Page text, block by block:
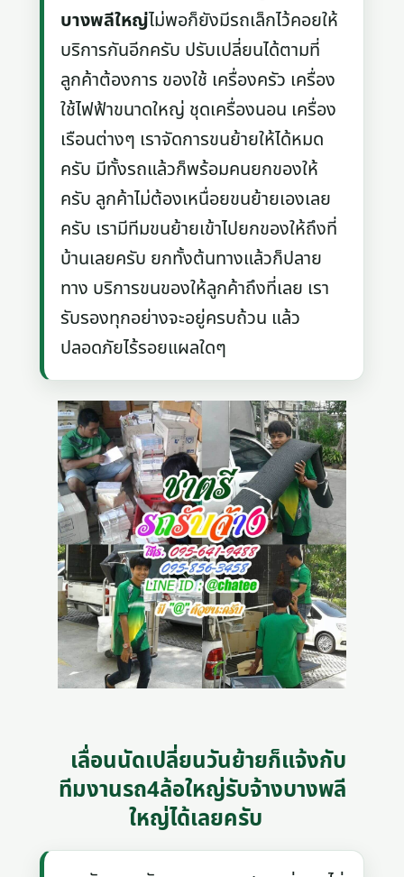
บางพลีใหญ่ไม่พอก็ยังมีรถเล็กไว้คอยให้
บริการกันอีกครับ ปรับเปลี่ยนได้ตามที่
ลูกค้าต้องการ ของใช้ เครื่องครัว เครื่อง
ใช้ไฟฟ้าขนาดใหญ่ ชุดเครื่องนอน เครื่อง
เรือนต่างๆ เราจัดการขนย้ายให้ได้หมด
ครับ มีทั้งรถแล้วก็พร้อมคนยกของให้
ครับ ลูกค้าไม่ต้องเหนื่อยขนย้ายเองเลย
ครับ เรามีทีมขนย้ายเข้าไปยกของให้ถึงที่
บ้านเลยครับ ยกทั้งต้นทางแล้วก็ปลาย
ทาง บริการขนของให้ลูกค้าถึงที่เลย เรา
รับรองทุกอย่างจะอยู่ครบถ้วน แล้ว
ปลอดภัยไร้รอยแผลใดๆ
เลื่อนนัดเปลี่ยนวันย้ายก็แจ้งกับ
ทีมงานรถ4ล้อใหญ่รับจ้างบางพลี
ใหญ่ได้เลยครับ